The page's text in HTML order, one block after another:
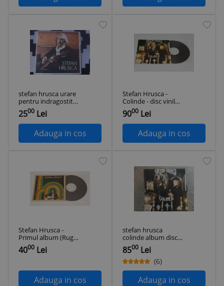
stefan hrusca urare
pentru indragostiti
album DISC VINYL
LP MUZICA usoara
FOLK pop ST EDE
03079 VG+
2500 Lei
Adauga in cos
Stefan Hrusca -
Colinde - disc vinil
vinyl LP
9000 Lei
Adauga in cos
Stefan Hrusca -
Primul album (Ruga
pentru parinti) - disc
vinil vinyl LP
4000 Lei
Adauga in cos
stefan hrusca
colinde album disc
vinyl lp muzica
pentru sarbatori
religioasa folk
usoara pop ST EDE
03826 NM/VG++
8500 Lei
(6)
Adauga in cos